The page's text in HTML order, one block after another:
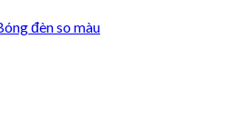
đèn so màu